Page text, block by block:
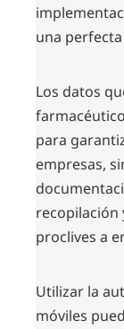
una
Los datos
para
empresas,
recopilación
proclives a
Utilizar la
móviles